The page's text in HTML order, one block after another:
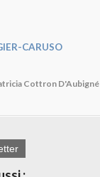
CARUSO
Cottron D'Aubigné